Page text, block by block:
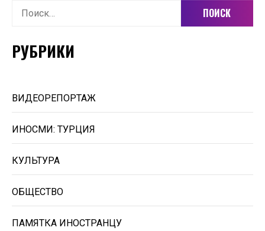
Найти:
РУБРИКИ
ВИДЕОРЕПОРТАЖ
ИНОСМИ: ТУРЦИЯ
КУЛЬТУРА
ОБЩЕСТВО
ПАМЯТКА ИНОСТРАНЦУ